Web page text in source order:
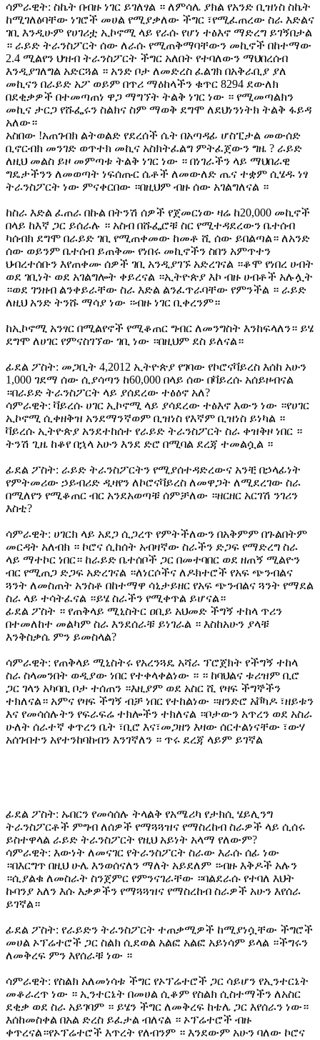
ሳምራዊት: ስኬት በብዙ ነገር ይገለፃል ። ለምሳሌ ያክል የአንድ ቢዝነስ ስኬት
ከሚገለፅባቸው ነገሮች መሀል የሚያቃለው ችግር ፣የሚፈጠረው ስራ እድልና
ገቢ እንዲሁም የሀገሪቷ ኢኮኖሚ ላይ የራሱ የሆነ ተፅእኖ ማድረግ ይገኝበታል
። ራይድ ትራንስፖርት ሰው ለራሱ የሚጠቅማባቸውን መኪኖች በከተማው
2.4 ሚልየን ህዝብ ትራንስፖርት ችግር አለበት የተባለውን ማህበረሰብ
እንዲያገለግል አድርጓል ። አንድ ቦታ ለመድረስ ፈልገክ በአቅራቢያ ያለ
መኪናን በራይድ አፖ ወይም በጥሪ ማዕከላችን ቁጥር 8294 ደውለክ
በደቂቃዎች በተመጣጠነ ዋጋ ማግኘት ትልቅ ነገር ነው ። የሚመጣልክን
መኪና ታርጋ የሹፌሩን ስልክና ስም ማወቅ ደግሞ ለደህነንነትክ ትልቅ ፋይዳ
አለው።
አስበው !አጠገብክ ልትወልድ የደረሰች ሴት በአጣዳፊ ሆስፒታል መውሰድ
ቢኖርብክ መንገድ ወጥተክ መኪና አስክትፈልግ ምትፈጀውን ግዜ ? ራይድ
ለዚህ መልስ ይዞ መምጣቱ ትልቅ ነገር ነው ። በነገራችን ላይ ማህበራዊ
ግዴታችንን ለመወጣት ነፍሰጡር ሴቶች ለመውለድ ጤና ተቋም ሲሄዱ ነፃ
ትራንስፖርት ነው ምናቀርበው ።በዚህም ብዙ ሰው አገልግለናል ።
ከስራ እድል ፈጠራ በኩል በትንሽ ሰዎች የጀመርነው ዛሬ ከ20,000 መኪኖች
በላይ ከእኛ ጋር ይሰራሉ ። አስብ በሹፌሮቹ ስር የሚተዳደረውን ቤተሰብ
ካሰብክ ደግሞ በራይድ ገቢ የሚጠቀመው ከመቶ ሺ ሰው ይበልጣል። ለአንድ
ሰው ወይንም ቤተሰብ ይጠቅሙ የነበሩ መኪኖችን ስበን አምጥተን
ህብረተሰቡን እየጠቀሙ ሰዎች ገቢ አንዲያገኙ አድረገናል ።ቆሞ የነበረ ሀብት
ወደ ገቢነት ወደ አገልግሎት ቀይረናል ።ኢትዮጵያ እኮ ብዙ ሀብቶች አሉሏት
።ወደ ገንዘብ ልንቀይራቸው ስራ እድል ልንፈጥራባቸው የምንችል ። ራይድ
ለዚህ አንድ ትንሹ ማሳያ ነው ።ብዙ ነገር ቢቀረንም።
ከኢኮኖሚ አንፃር በሚልየኖች የሚቆጠር ግብር ለመንግስት እንከፍላለን። ይሄ
ደግሞ ለሀገር የምናስገኘው ገቢ ነው ።በዚህም ደስ ይለናል።
ፊደል ፖስት: መጋቢት 4,2012 ኢትዮጵያ የገባው የኮሮናቫይረስ እሰከ አሁን
1,000 ገደማ ሰው ሲያሳጣን ከ60,000 በላይ ሰው በቫይረሱ አሰይዞብናል
።በራይድ ትራንስፖርት ላይ ያሰደረው ተፅዕኖ አለ?
ሳምራዊት: ቫይረሱ ሀገር ኢኮኖሚ ላይ ያሳደረው ተፅእኖ እውን ነው ።የሀገር
ኢኮኖሚ ሲቀዘቅዝ አንደማንኛወም ቢዝነስ የእኛም ቢዝነስ ይነካል ።
ቫይረሱ ኢትዮጵያ አንደተከሰተ የራይድ ትራንስፖርት ስራ ቀዝቅዞ ነበር ።
ትንሽ ጊዜ ከቆየ በኋላ አሁን እንደ ድሮ በሚባል ደረጃ ተመልሷል ።
ፊደል ፖስት: ራይድ ትራንስፖርትን የሚያሰተዳድረውና አንቺ በኃላፊነት
የምትመሪው ኃይብሪድ ዲዛየን ለኮሮናቫይረስ ለመዋጋት ለሚደረገው ስራ
በሚለየን የሚቆጠር ብር አንደአወጣቹ ሰምቻለው ።ዘርዘር አርገሽ ንገሪን
እስቲ?
ሳምራዊት: ሀገርክ ላይ አደጋ ሲጋረጥ የምትችለውን በአቅምም በጉልበትም
መርዳት አለብክ ። ኮሮና ሲከሰት አብዛኛው ስራችን ድጋፍ የማድረግ ስራ
ላይ ማተኮር ነበር። ከራይድ ቤተሰቦች ጋር በመተባበር ወደ ዘጠኝ ሚልዮን
ብር የሚጠጋ ድጋፍ አድረገናል ።ለነርሶችና ለዶክተሮች የአፍ ጭንብልና
ጓንት ለመስጠት አንስቶ በከተማዋ ሳኒታይዘር የአፍ ጭንብልና ጓንት የማደል
ስራ ላይ ተሳትፈናል ።ይሄ ስራችን የሚቀጥል ይሆናል።
ፊደል ፖስት ። የጠቅላይ ሚኒስትር ዐቢይ አህመድ ችግኝ ተከላ ጥሪን
በተመለከተ መልካም ስራ እንደሰራቹ ይነገራል ። እስከአሁን ያላቹ
እንቅስቃሴ ምን ይመስላል?
ሳምራዊት: የጠቅላይ ሚኒስትሩ የአረንጓዴ አሻራ ፕሮጀክት የችግኝ ተከላ
ስራ ስላመንበት ወዲያው ነበር የተቀላቀልነው ። ። ከባህልና ቱሪዝም ቢሮ
ጋር ገላን አካባቢ ቦታ ተሰጠን ።እዚያም ወደ አስር ሺ የዛፍ ችግኞችን
ተክለናል። አምና የዛፍ ችግኝ ብቻ ነበር የተከልነው ።ዘንድሮ አቮካዶ ፣ዘይቱን
እና የመሳሰሉትን የፍራፍሬ ተክሎችን ተክለናል ።ቦታውን አጥረን ወደ አስራ
ሁለት ሰራተኛ ቀጥረን ቤት ፣ቢሮ እና፣መጋዘን እዛው ሰርተልነናቸው ፣ውሃ
አሰገብተን አየተንከባከብን እንገኛለን ። ጥሩ ደረጃ ላይም ይገኛል
ፊደል ፖስት: ኡበርን የመሳሰሉ ትላልቅ የአሜሪካ የታክሲ ሄይሊንግ
ትራንስፖርቶች ምግብ ለሰዎች የማጓጓዝና የማስረከብ ስራዎች ላይ ሲሰሩ
ይስተዋላል ራይድ ትራንስፖርት የዚህ አይነት አላማ የለውም?
ሳምራዊት: እውነት ለመናገር የትራንስፖርት ስራው እራሱ ሰፊ ነው
።በእርግጥ በዚህ ሁሌ እንወሰናለን ማለት አይደለም ።ብዙ እቅዶች አሉን
።ሲያልቁ ለመስራት ስንጀምር የምንናገራቸው ።ባልደራሱ የተባለ እህት
ኩባንያ አለን እሱ እቃዎችን የማጓጓዝና የማስረከብ ስራዎች አሁን እየሰራ
ይገኛል።
ፊደል ፖስት: የራይድን ትራንስፖርት ተጠቃሚዎች ከሚያነሷቸው ችግሮች
መሀል ኦፕሬተሮች ጋር ስልክ ሲደወል አልፎ አልፎ አይነሳም ይላል ።ችግሩን
ለመቅረፍ ምን እየሰራቹ ነው ።
ሳምራዊት: የስልክ አለመነሳቱ ችግር የኦፕሬተሮች ጋር ሳይሆን የኢንተርኔት
መቆራረጥ ነው ። ኢንተርኔት በመሀል ሲቆም የስልክ ሲስተማችን ለአስር
ደቂቃ ወደ ስራ አይገባም ። ይሄን ችግር ለመቅረፍ ከቴሌ ጋር እየሰራን ነው።
እሰከመስቀል በአል ድረስ ይፈታል ብለናል ። ኦፕሬተሮች ብዙ
ቀጥረናል።የኦፕሬተሮች እጥረት የለብንም ። እንደውም አሁን ባለው ኮሮና